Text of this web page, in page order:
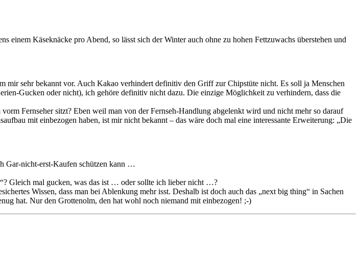
Käseknäcke pro Abend, so lässt sich der Winter auch ohne zu hohen Fettzuwachs überstehen und
mir sehr bekannt vor. Auch Kakao verhindert definitiv den Griff zur Chipstüte nicht. Es soll ja Menschen
Gucken oder nicht), ich gehöre definitiv nicht dazu. Die einzige Möglichkeit zu verhindern, dass die
Fernseher sitzt? Eben weil man von der Fernseh-Handlung abgelenkt wird und nicht mehr so darauf
mit einbezogen haben, ist mir nicht bekannt – das wäre doch mal eine interessante Erweiterung: „Die
Gar-nicht-erst-Kaufen schützen kann …
Gleich mal gucken, was das ist … oder sollte ich lieber nicht …?
Wissen, dass man bei Ablenkung mehr isst. Deshalb ist doch auch das „next big thing“ in Sachen
hat. Nur den Grottenolm, den hat wohl noch niemand mit einbezogen! ;-)